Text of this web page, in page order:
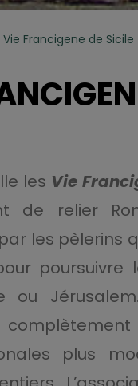
Vie Francigene de Sicile
les Vie
de relier
les pèlerins
poursuivre
ou
plus